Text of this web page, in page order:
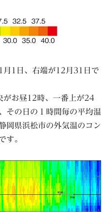
月1日、右端が12月31日で
がお昼12時、一番上が24
その日の１時間毎の平均温
岡県浜松市の外気温のコン
す。